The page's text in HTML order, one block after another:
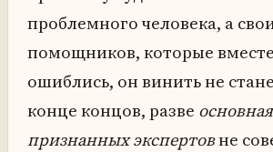
проблемного человека, а
помощников, которые
ошиблись, он винить не
конце концов, разве
признанных экспертовне